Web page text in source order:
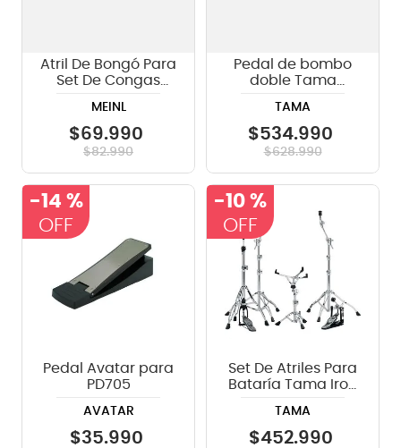
Atril De Bongó Para
Set De Congas
MEINL
$69.990
$82.990
Pedal de bombo
doble Tama
Cobra - incluye
case
TAMA
$534.990
$628.990
-14 %
Pedal Avatar para
PD705
AVATAR
$35.990
-10 %
Set De Atriles Para
Bataría Tama Iron
TAMA
$452.990